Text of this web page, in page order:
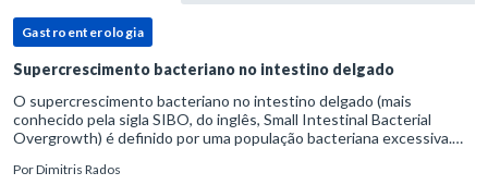
Gastroenterologia
Supercrescimento bacteriano no intestino delgado
O supercrescimento bacteriano no intestino delgado (mais
conhecido pela sigla SIBO, do inglês, Small Intestinal Bacterial
Overgrowth) é definido por uma população bacteriana excessiva.
PorDimitris Rados